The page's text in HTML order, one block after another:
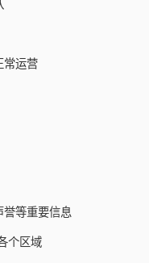
常运营
等重要信息
个区域